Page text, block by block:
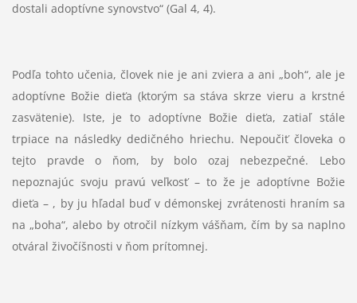
dostali adoptívne synovstvo“ (Gal 4, 4).
Podľa tohto učenia, človek nie je ani zviera a ani „boh“, ale je
adoptívne Božie dieťa (ktorým sa stáva skrze vieru a krstné
zasvätenie). Iste, je to adoptívne Božie dieťa, zatiaľ stále
trpiace na následky dedičného hriechu. Nepoučiť človeka o
tejto pravde o ňom, by bolo ozaj nebezpečné. Lebo
nepoznajúc svoju pravú veľkosť – to že je adoptívne Božie
dieťa – , by ju hľadal buď v démonskej zvrátenosti hraním sa
na „boha“, alebo by otročil nízkym vášňam, čím by sa naplno
otváral živočíšnosti v ňom prítomnej.